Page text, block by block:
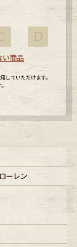
い商品
していただけます。
ーレン